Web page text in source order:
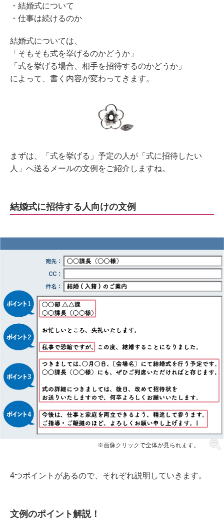
・結婚式について
・仕事は続けるのか
結婚式については、
「そもそも式を挙げるのかどうか」
「式を挙げる場合、相手を招待するのかどうか」
によって、書く内容が変わってきます。
まずは、「式を挙げる」予定の人が「式に招待したい
人」へ送るメールの文例をご紹介しますね。
結婚式に招待する人向けの文例
※画像クリックで全体が見られます。
4つポイントがあるので、それぞれ説明していきます。
文例のポイント解説！